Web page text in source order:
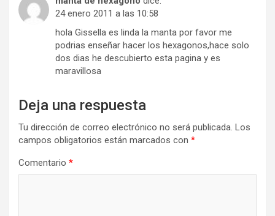
24 enero 2011 a las 10:58
hola Gissella es linda la manta por favor me
podrias enseñar hacer los hexagonos,hace solo
dos dias he descubierto esta pagina y es
maravillosa
Deja una respuesta
Tu dirección de correo electrónico no será publicada. Los
campos obligatorios están marcados con *
Comentario *